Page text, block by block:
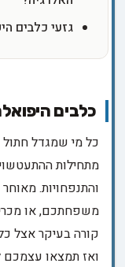
גזעי כלבים
כלבים
כל מי שמגדל
מתחילות
והתנפחויות.
משפחתכם, או
קורה בעיקר אצל
ואז תמצאו